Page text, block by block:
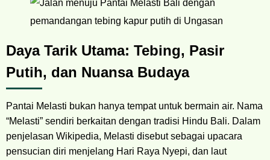
Daya Tarik Utama: Tebing, Pasir
Putih, dan Nuansa Budaya
Pantai Melasti bukan hanya tempat untuk bermain air. Nama
“Melasti” sendiri berkaitan dengan tradisi Hindu Bali. Dalam
penjelasan Wikipedia, Melasti disebut sebagai upacara
pensucian diri menjelang Hari Raya Nyepi, dan laut